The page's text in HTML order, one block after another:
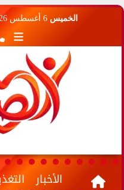
الخميس
الأخبار